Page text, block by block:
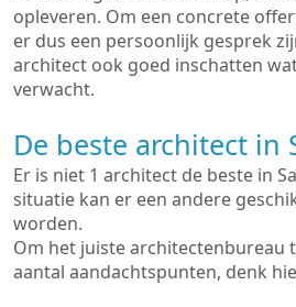
opleveren. Om een concrete
er dus een persoonlijk gesprek
architect ook goed inschatten
verwacht.
De beste architect in
Er is niet 1 architect de beste in
situatie kan er een andere
worden.
Om het juiste architectenbureau
aantal aandachtspunten, denk